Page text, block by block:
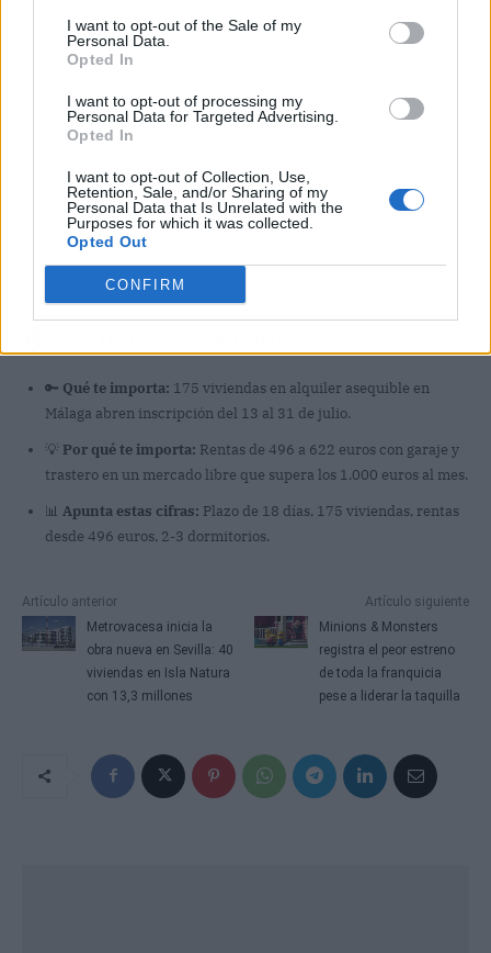
I want to opt-out of the Sale of my
Personal Data.
Opted In
I want to opt-out of processing my
Personal Data for Targeted Advertising.
Opted In
I want to opt-out of Collection, Use,
Retention, Sale, and/or Sharing of my
Personal Data that Is Unrelated with the
Purposes for which it was collected.
Opted Out
CONFIRM
🔑 Qué te importa: 175 viviendas en alquiler asequible en
Málaga abren inscripción del 13 al 31 de julio.
💡 Por qué te importa: Rentas de 496 a 622 euros con garaje y
trastero en un mercado libre que supera los 1.000 euros al mes.
📊 Apunta estas cifras: Plazo de 18 días, 175 viviendas, rentas
desde 496 euros, 2-3 dormitorios.
Artículo anterior
Metrovacesa inicia la
obra nueva en Sevilla: 40
viviendas en Isla Natura
con 13,3 millones
Artículo siguiente
Minions & Monsters
registra el peor estreno
de toda la franquicia
pese a liderar la taquilla